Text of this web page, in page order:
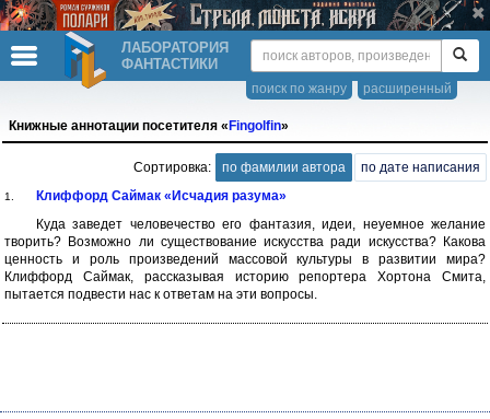
ЛАБОРАТОРИЯ
ФАНТАСТИКИ
расширенный
поиск по жанру
Книжные аннотации посетителя « Fingolfin»
Сортировка: по фамилии автора по дате написания
1.
Клиффорд Саймак «Исчадия разума»
Куда заведет человечество его фантазия, идеи, неуемное желание
творить? Возможно ли существование искусства ради искусства? Какова
ценность и роль произведений массовой культуры в развитии мира?
Клиффорд Саймак, рассказывая историю репортера Хортона Смита,
пытается подвести нас к ответам на эти вопросы.